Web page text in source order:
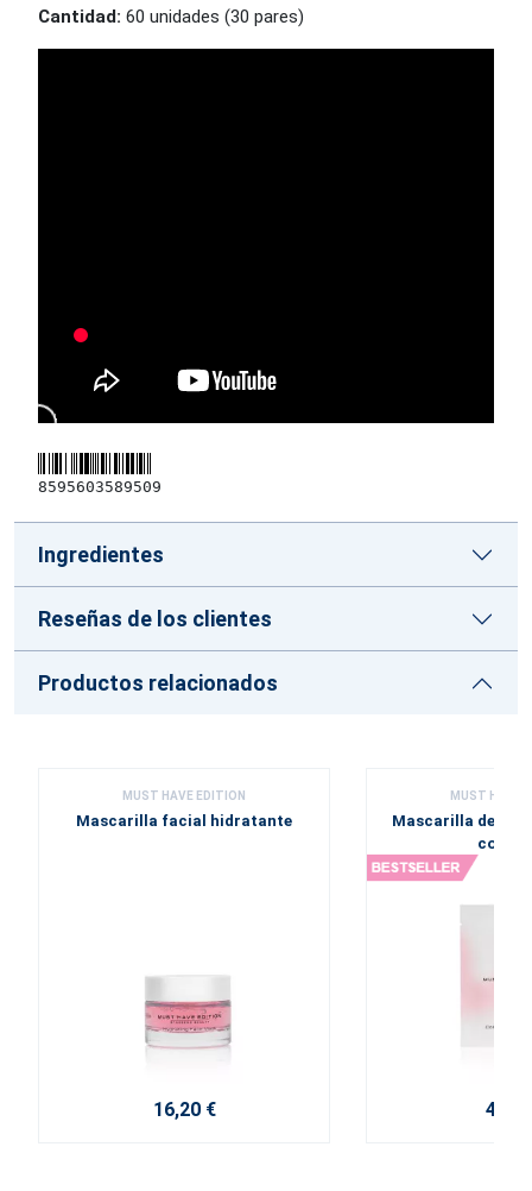
Cantidad: 60 unidades (30 pares)
8595603589509
Ingredientes
Reseñas de los clientes
Productos relacionados
MUST HAVE EDITION
Mascarilla facial hidratante
16,20 €
MUST HAVE
Mascarilla de
4,20